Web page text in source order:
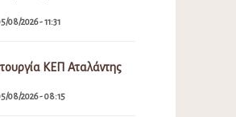
08/2026 - 11:31
ΚΕΠ Αταλάντης
08/2026 - 08:15